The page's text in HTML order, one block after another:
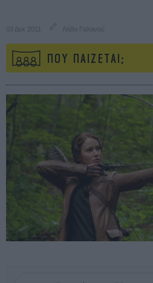
03 Δεκ 2011 Λήδα Γαλανού
ΠΟΥ ΠΑΙΖΕΤΑΙ;